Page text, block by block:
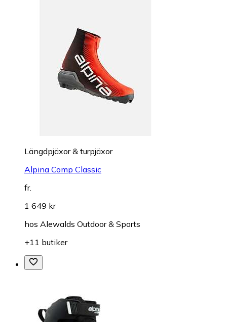
Längdpjäxor & turpjäxor
Alpina Comp Classic
fr.
1 649 kr
hos Alewalds Outdoor & Sports
+11 butiker